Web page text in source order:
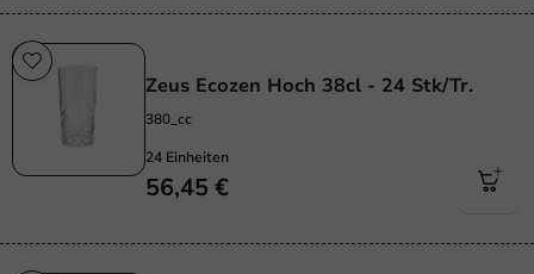
Zeus Ecozen Hoch 38cl - 24 Stk/Tr.
380_cc
24 Einheiten
56,45 €